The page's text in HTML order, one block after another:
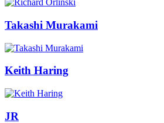
Takashi Murakami
Keith Haring
JR